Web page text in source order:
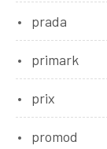
prada
primark
prix
promod